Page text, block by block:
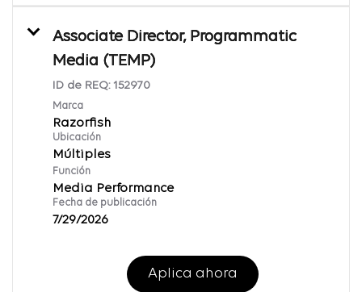
Associate Director, Programmatic
Media (TEMP)
ID de REQ: 152970
Marca
Razorfish
Ubicación
Múltiples
Función
Media Performance
Fecha de publicación
7/29/2026
Aplica ahora